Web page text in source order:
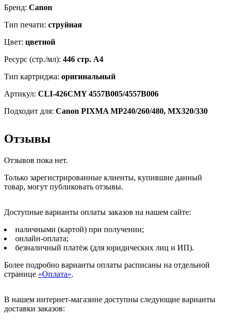
Бренд: Canon
Тип печати: струйная
Цвет: цветной
Ресурс (стр./мл): 446 стр. А4
Тип картриджа: оригинальный
Артикул: CLI-426CMY 4557B005/4557B006
Подходит для: Canon PIXMA MP240/260/480, MX320/330
Отзывы
Отзывов пока нет.
Только зарегистрированные клиенты, купившие данный
товар, могут публиковать отзывы.
Доступные варианты оплаты заказов на нашем сайте:
наличными (картой) при получении;
онлайн-оплата;
безналичный платёж (для юридических лиц и ИП).
Более подробно варианты оплаты расписаны на отдельной
странице «Оплата».
В нашем интернет-магазине доступны следующие варианты
доставки заказов: